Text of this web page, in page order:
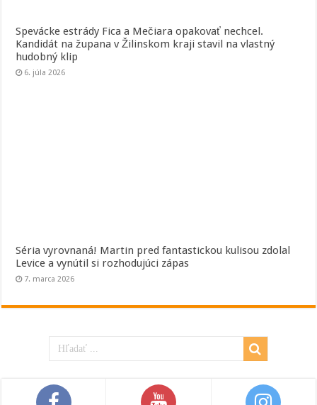
Spevácke estrády Fica a Mečiara opakovať nechcel.
Kandidát na župana v Žilinskom kraji stavil na vlastný
hudobný klip
6. júla 2026
Séria vyrovnaná! Martin pred fantastickou kulisou zdolal
Levice a vynútil si rozhodujúci zápas
7. marca 2026